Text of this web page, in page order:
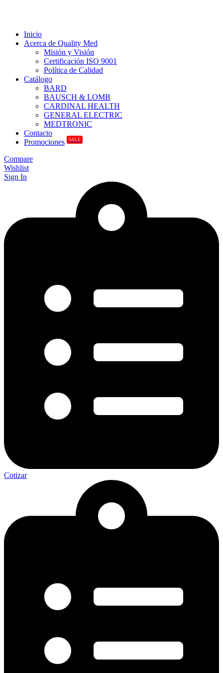
Inicio
Acerca de Quality Med
Misión y Visión
Certificación ISO 9001
Política de Calidad
Catálogo
BARD
BAUSCH & LOMB
CARDINAL HEALTH
GENERAL ELECTRIC
MEDTRONIC
Contacto
Promociones
SALE
Compare
Wishlist
Sign In
Cotizar